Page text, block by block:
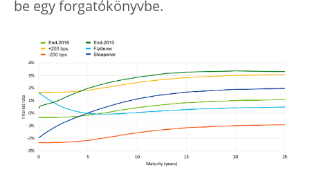
be egy forgatókönyvbe.